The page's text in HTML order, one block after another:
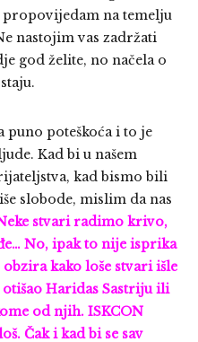
na temelju
nastojim vas zadržati
god želite, no načela o
puno poteškoća i to je
Kad bi u našem
kad bismo bili
slobode, mislim da nas
stvari radimo krivo,
No, ipak to nije isprika
obzira kako loše stvari išle
Haridas Sastriju ili
od njih. ISKCON
Čak i kad bi se sav